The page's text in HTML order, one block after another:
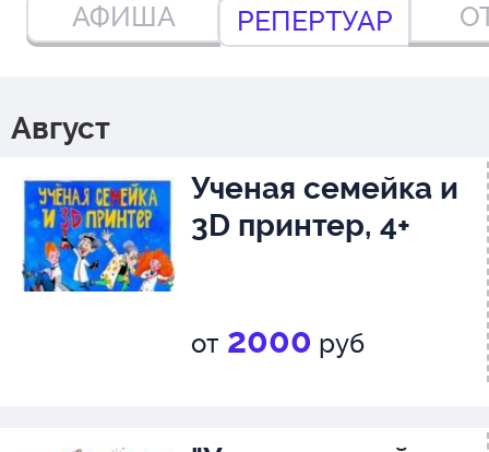
АФИША РЕПЕРТУАР
Август
Ученая семейка и
3D принтер, 4+
от 2000 руб